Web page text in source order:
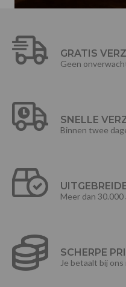
GRATIS
Geen
SNELLE
Binnen twee
Meer dan
SCHERPE
Je betaalt bij